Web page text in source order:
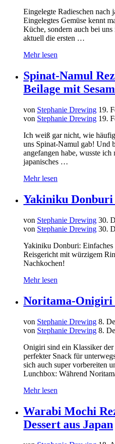
Eingelegte Radieschen nach
Eingelegtes Gemüse kennt
Küche, sondern auch bei
aktuell die ersten …
Mehr lesen
Spinat-Namul
Beilage mit
von Stephanie Drewing 19.
von Stephanie Drewing 19.
Ich weiß gar nicht, wie
uns Spinat-Namul gab! Und
angefangen habe, wusste ich
japanisches …
Mehr lesen
Yakiniku Donburi
von Stephanie Drewing 30.
von Stephanie Drewing 30.
Yakiniku Donburi: Einfaches
Reisgericht mit würzigem
Nachkochen!
Mehr lesen
Noritama-Onigiri
von Stephanie Drewing 8.
von Stephanie Drewing 8.
Onigiri sind ein Klassiker
perfekter Snack für
sich auch super vorbereiten
Lunchbox: Während
Mehr lesen
Warabi Mochi
Dessert aus Japan